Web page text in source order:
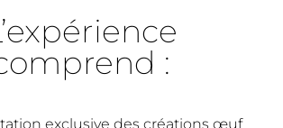
:
exclusive des créations œuf